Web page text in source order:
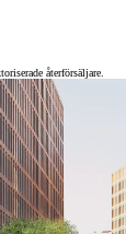
återförsäljare.